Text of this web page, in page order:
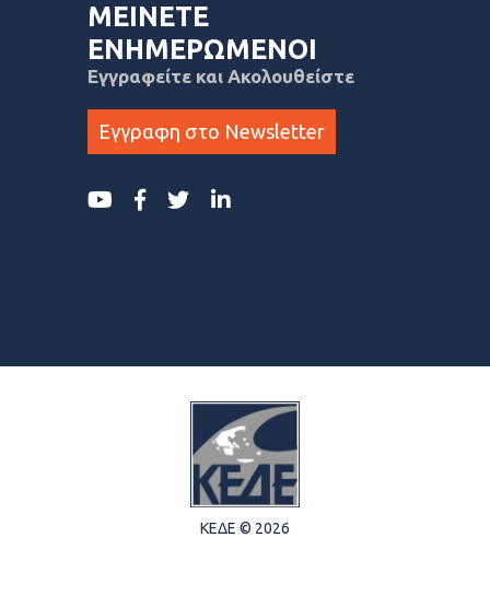
ΜΕΙΝΕΤΕ
ΕΝΗΜΕΡΩΜΕΝΟΙ
Εγγραφείτε και Ακολουθείστε
Εγγραφη στο Newsletter
ΚΕΔΕ © 2026